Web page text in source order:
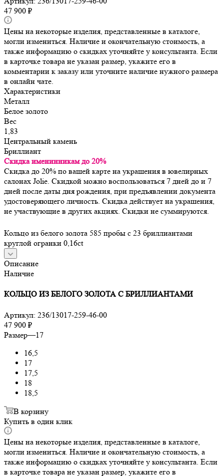
47 900 ₽
Цены на некоторые изделия, представленные в каталоге,
могли измениться. Наличие и окончательную стоимость, а
также информацию о скидках уточняйте у консультанта. Если
в карточке товара не указан размер, укажите его в
комментарии к заказу или уточните наличие нужного размера
в онлайн чате.
Характеристики
Металл
Белое золото
Вес
1,83
Центральный камень
Бриллиант
Скидка именинникам до 20%
Скидка до 20% по вашей карте на украшения в ювелирных
салонах Jolie. Скидкой можно воспользоваться 7 дней до и 7
дней после даты дня рождения, при предъявлении документа
удостоверяющего личность. Скидка действует на украшения,
не участвующие в других акциях. Скидки не суммируются.
Кольцо из белого золота 585 пробы с 23 бриллиантами
круглой огранки 0,16ct
Описание
Наличие
КОЛЬЦО ИЗ БЕЛОГО ЗОЛОТА С БРИЛЛИАНТАМИ
Артикул: 236/13017-259-46-00
47 900 ₽
Размер—17
16,5
17
17,5
18
18,5
В корзину
Купить в один клик
Цены на некоторые изделия, представленные в каталоге,
могли измениться. Наличие и окончательную стоимость, а
также информацию о скидках уточняйте у консультанта. Если
в карточке товара не указан размер, укажите его в